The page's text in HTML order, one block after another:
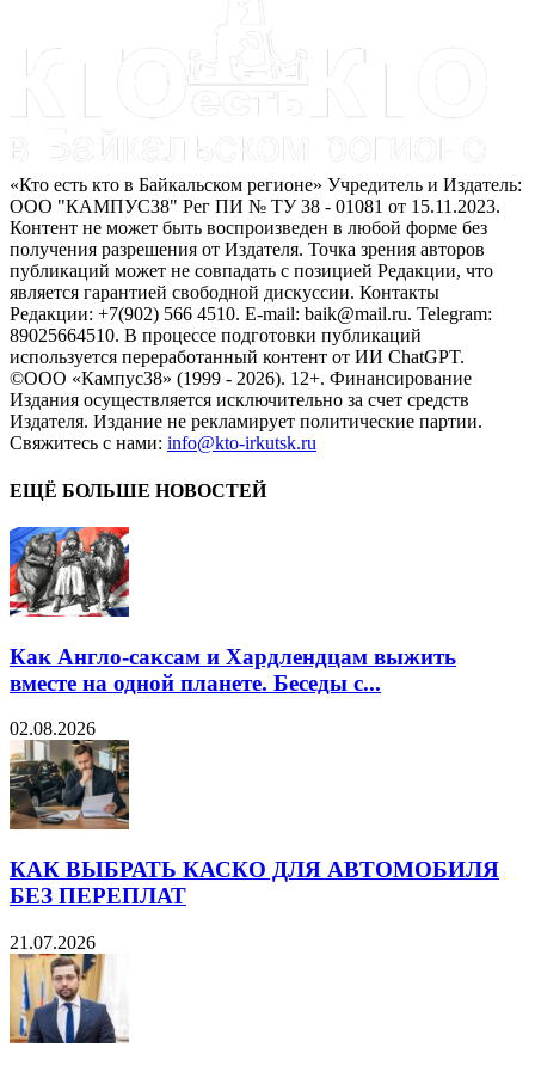
«Кто есть кто в Байкальском регионе» Учредитель и Издатель:
ООО "КАМПУС38" Рег ПИ № ТУ 38 - 01081 от 15.11.2023.
Контент не может быть воспроизведен в любой форме без
получения разрешения от Издателя. Точка зрения авторов
публикаций может не совпадать с позицией Редакции, что
является гарантией свободной дискуссии. Контакты
Редакции: +7(902) 566 4510. E-mail: baik@mail.ru. Telegram:
89025664510. В процессе подготовки публикаций
используется переработанный контент от ИИ ChatGPT.
©ООО «Кампус38» (1999 - 2026). 12+. Финансирование
Издания осуществляется исключительно за счет средств
Издателя. Издание не рекламирует политические партии.
Свяжитесь с нами: info@kto-irkutsk.ru
ЕЩЁ БОЛЬШЕ НОВОСТЕЙ
Как Англо-саксам и Хардлендцам выжить
вместе на одной планете. Беседы с...
02.08.2026
КАК ВЫБРАТЬ КАСКО ДЛЯ АВТОМОБИЛЯ
БЕЗ ПЕРЕПЛАТ
21.07.2026